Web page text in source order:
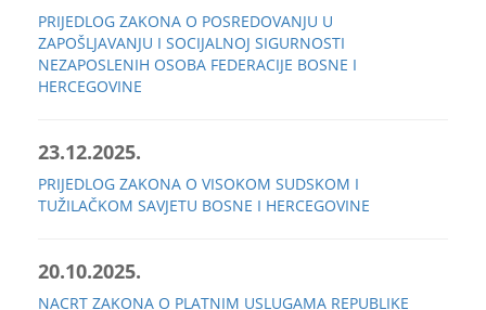
PRIJEDLOG ZAKONA O POSREDOVANJU U
ZAPOŠLJAVANJU I SOCIJALNOJ SIGURNOSTI
NEZAPOSLENIH OSOBA FEDERACIJE BOSNE I
HERCEGOVINE
23.12.2025.
PRIJEDLOG ZAKONA O VISOKOM SUDSKOM I
TUŽILAČKOM SAVJETU BOSNE I HERCEGOVINE
20.10.2025.
NACRT ZAKONA O PLATNIM USLUGAMA REPUBLIKE